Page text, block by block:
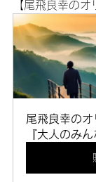
【尾飛良幸のオ
尾飛良幸の
『大人のみん